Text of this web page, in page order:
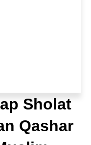
Sholat
Qashar